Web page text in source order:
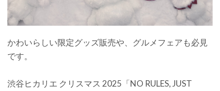
かわいらしい限定グッズ販売や、グルメフェアも必見
です。
渋谷ヒカリエ クリスマス 2025「NO RULES, JUST